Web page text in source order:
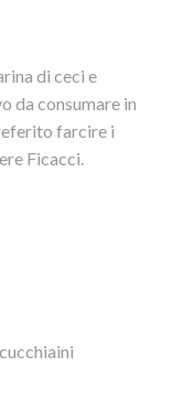
di ceci e
da consumare in
farcire i
Ficacci.